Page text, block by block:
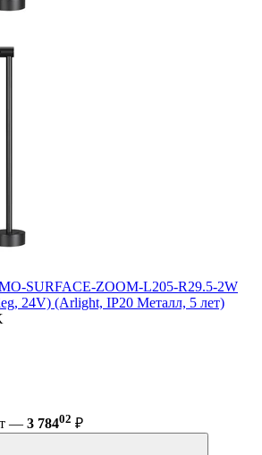
SURFACE-ZOOM-L205-R29.5-2W
24V) (Arlight, IP20 Металл, 5 лет)
— 3 78402 ₽